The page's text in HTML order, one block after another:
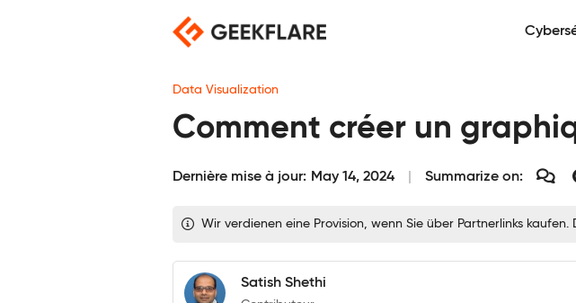
Data Visualization
Comment créer un
Dernière mise à jour: May 14, 2024 Summarize on:
Wir verdienen eine Provision, wenn Sie über Partnerlinks
Satish Shethi